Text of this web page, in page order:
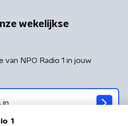
wekelijkse
van NPO Radio 1 in jouw